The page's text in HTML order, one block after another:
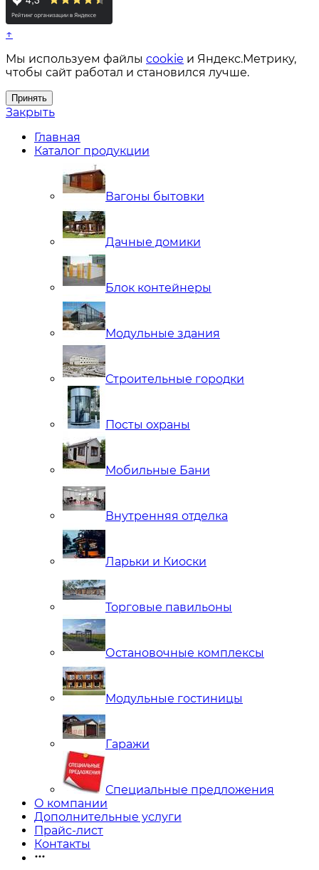
↑
Мы используем файлы cookie и Яндекс.Метрику,
чтобы сайт работал и становился лучше.
Принять
Закрыть
Главная
Каталог продукции
Вагоны бытовки
Дачные домики
Блок контейнеры
Модульные здания
Строительные городки
Посты охраны
Мобильные Бани
Внутренняя отделка
Ларьки и Киоски
Торговые павильоны
Остановочные комплексы
Модульные гостиницы
Гаражи
Специальные предложения
О компании
Дополнительные услуги
Прайс-лист
Контакты